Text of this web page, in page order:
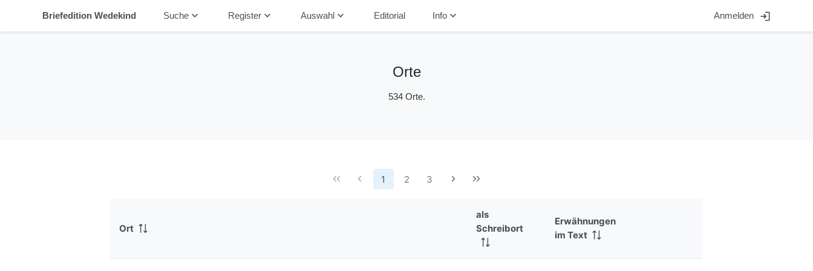
Briefedition Wedekind Suchekeyboard_arrow_down Registerkeyboard_arrow_down Auswahlkeyboard_arrow_down Editorial Infokeyboard_arrow_down Anmelden login
Orte
534 Orte.
1 2 3
Ort
als
Schreibort
Erwähnungen
im Text